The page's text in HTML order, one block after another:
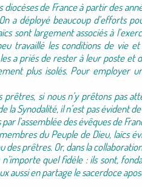
de France à partir des
a déployé beaucoup d’efforts
sont largement associés à
travaillé les conditions de vie
a priés de rester à leur poste et
plus isolés. Pour employer
si nous n’y prêtons pas
la Synodalité, il n’est pas évident
l’assemblée des évêques de
du Peuple de Dieu, laïcs
prêtres. Or, dans la
quel fidèle : ils sont,
aussi en partage le sacerdoce